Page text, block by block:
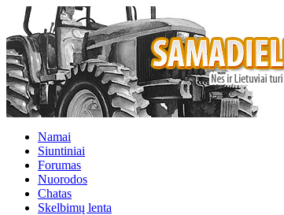
Namai
Siuntiniai
Forumas
Nuorodos
Chatas
Skelbimų lenta